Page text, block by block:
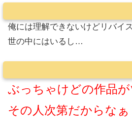
俺には理解できないけどリバイ
世の中にはいるし…
ぶっちゃけどの作品
その人次第だからなぁ